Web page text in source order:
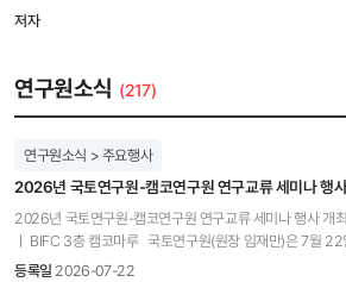
저자
연구원소식 (217)
연구원소식 > 주요행사
2026년 국토연구원-캠코연구원 연구교류 세미나 행
2026년 국토연구원-캠코연구원 연구교류 세미나 행사 개최 일 시 ㅣ 2026.7.22.(수) 장 소
ㅣ BIFC 3층 캠코마루 국토연구원(원장 임재만)은 7월 22
「국토연구원-캠코연구원 연구교류 세미나」를 개최했다. 이
등록일 2026-07-22